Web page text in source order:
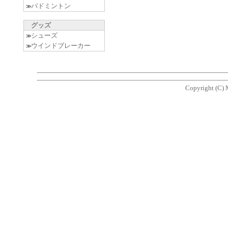
≫バドミントン
グッズ
≫シューズ
≫ウインドブレーカー
Copyright (C)